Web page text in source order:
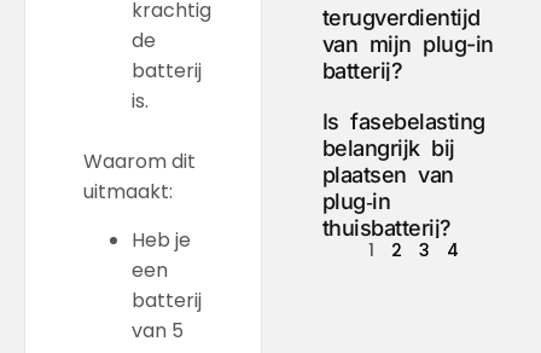
krachtig
de
batterij
is.
Waarom dit
uitmaakt:
Heb je
een
batterij
van 5
terugverdientijd
van mijn plug-in
batterij?
Is fasebelasting
belangrijk bij
plaatsen van
plug‑in
thuisbatterij?
1 2 3 4